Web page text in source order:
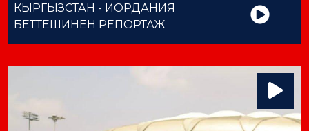
КЫРГЫЗСТАН - ИОРДАНИЯ
БЕТТЕШИНЕН РЕПОРТАЖ